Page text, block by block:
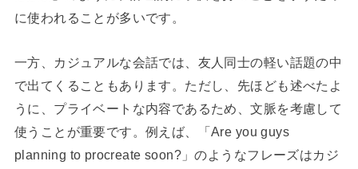
に使われることが多いです。
一方、カジュアルな会話では、友人同士の軽い話題の中
で出てくることもあります。ただし、先ほども述べたよ
うに、プライベートな内容であるため、文脈を考慮して
使うことが重要です。例えば、「Are you guys
planning to procreate soon?」のようなフレーズはカジ